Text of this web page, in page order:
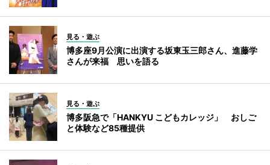
見る・遊ぶ
博多座9月公演に出演する坂東玉三郎さん、進藤学
さんが来福 思いを語る
見る・遊ぶ
博多阪急で「HANKYU こどもカレッジ」 おしご
と体験など85種提供